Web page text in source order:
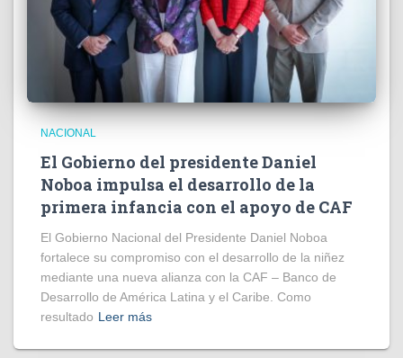
NACIONAL
El Gobierno del presidente Daniel
Noboa impulsa el desarrollo de la
primera infancia con el apoyo de CAF
El Gobierno Nacional del Presidente Daniel Noboa
fortalece su compromiso con el desarrollo de la niñez
mediante una nueva alianza con la CAF – Banco de
Desarrollo de América Latina y el Caribe. Como
resultado Leer más